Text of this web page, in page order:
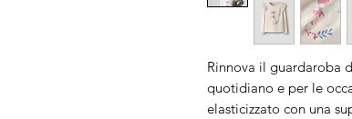
Rinnova il guardaroba
quotidiano e per le
elasticizzato con una